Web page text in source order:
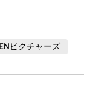
ピクチャーズ